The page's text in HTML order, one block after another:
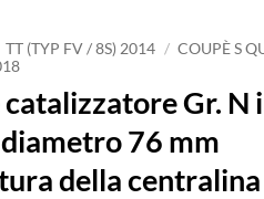
TT (TYP FV / 8S) 2014 / COUPÈ S
Gr. N
76 mm
della centralina